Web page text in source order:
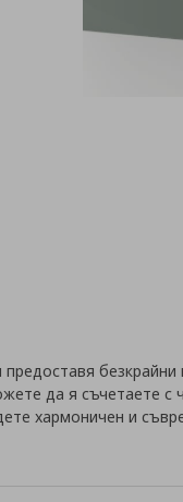
предоставя
да я съчетаете с
хармоничен и